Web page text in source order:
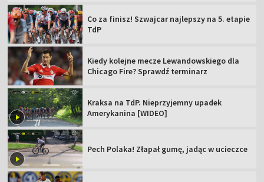
Co za finisz! Szwajcar najlepszy na 5. etapie
TdP
Kiedy kolejne mecze Lewandowskiego dla
Chicago Fire? Sprawdź terminarz
Kraksa na TdP. Nieprzyjemny upadek
Amerykanina [WIDEO]
Pech Polaka! Złapał gumę, jadąc w ucieczce